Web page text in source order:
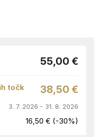
55,00 €
točk 38,50 €
3. 7. 2026 - 31. 8. 2026
16,50 € (-30%)